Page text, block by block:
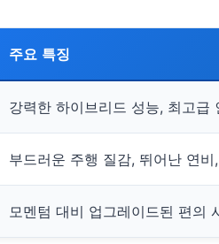
주요 특징
강력한 하이브리드 성능, 최고급
부드러운 주행 질감, 뛰어난 연비
모멘텀 대비 업그레이드된 편의